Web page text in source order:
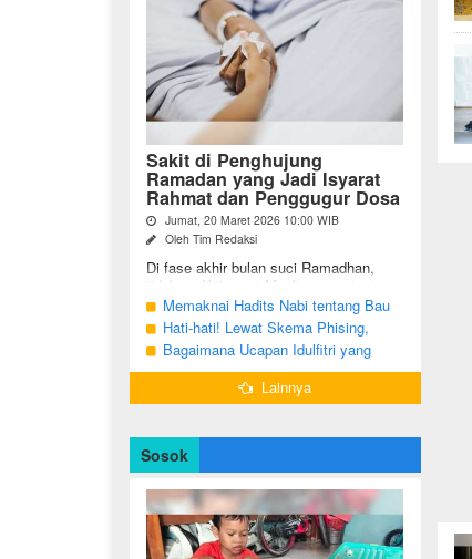
Sakit di Penghujung
Ramadan yang Jadi Isyarat
Rahmat dan Penggugur Dosa
Jumat, 20 Maret 2026 10:00 WIB
Oleh Tim Redaksi
Di fase akhir bulan suci Ramadhan,
tidak sedikit umat Muslim yang justru
diuji dengan kondisi kesehatan yang
menurun. Di tengah ...
Memaknai Hadits Nabi tentang Bau
Mulut Orang Berpuasa Secara Bijak
Agar Tidak Menggangu
Hati-hati! Lewat Skema Phising,
Akun Instagram Bisa Dibajak Kurang
dari 3 Menit
Bagaimana Ucapan Idulfitri yang
Benar Sesuai Sunah Rasulullah
Lainnya
Sosok